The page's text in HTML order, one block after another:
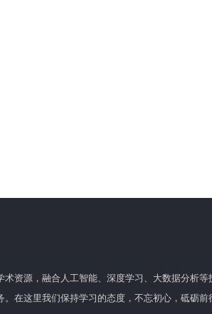
术资源，融合人工智能、深度学习、大数据分析
。在这里我们保持学习的态度，不忘初心，砥砺前